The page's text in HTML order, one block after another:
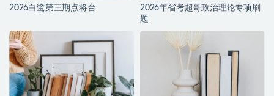
2026白鹭第三期点将台
2026年省考超哥政治理论专项刷
题